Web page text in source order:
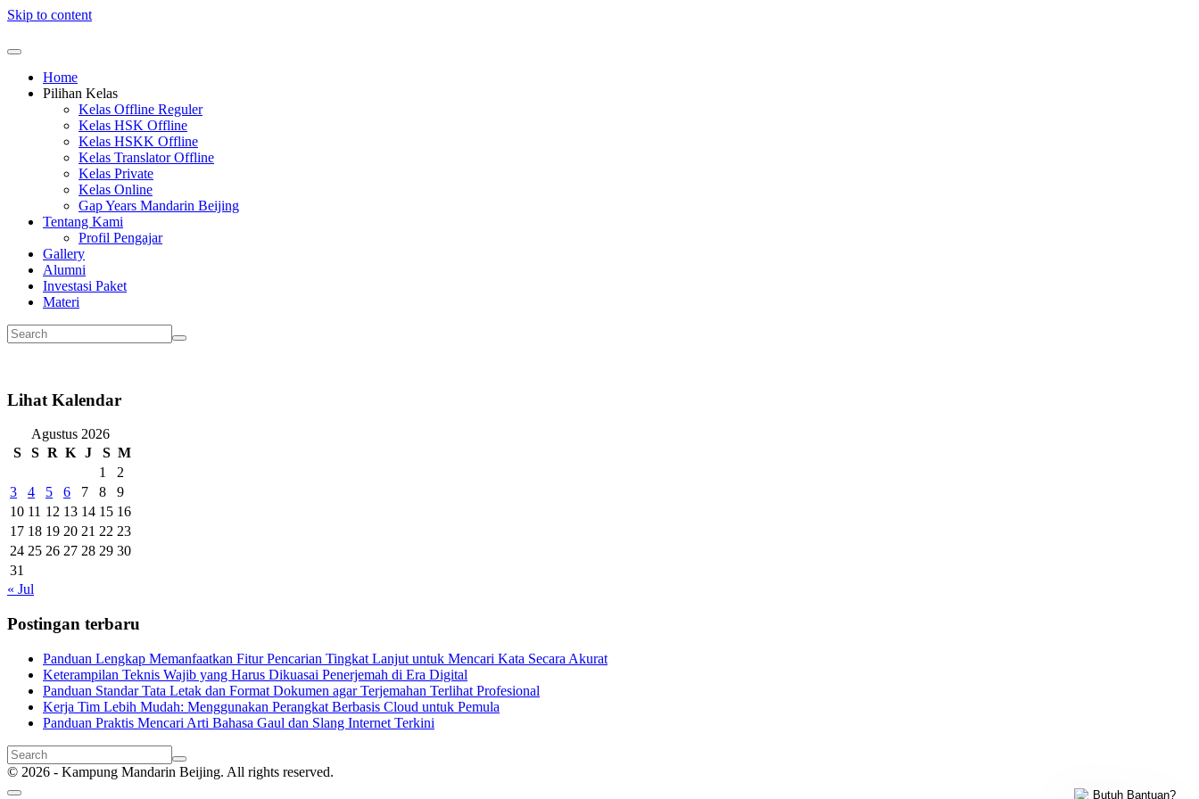
Skip to content
Home
Pilihan Kelas
Kelas Offline Reguler
Kelas HSK Offline
Kelas HSKK Offline
Kelas Translator Offline
Kelas Private
Kelas Online
Gap Years Mandarin Beijing
Tentang Kami
Profil Pengajar
Gallery
Alumni
Investasi Paket
Materi
Lihat Kalendar
Agustus 2026
S
S R K J S M
1
2
3
4 5 6 7 8
9
10 11 12 13 14 15 16
17 18 19 20 21 22 23
24 25 26 27 28 29 30
31
« Jul
Postingan terbaru
Panduan Lengkap Memanfaatkan Fitur Pencarian Tingkat Lanjut untuk Mencari Kata Secara Akurat
Keterampilan Teknis Wajib yang Harus Dikuasai Penerjemah di Era Digital
Panduan Standar Tata Letak dan Format Dokumen agar Terjemahan Terlihat Profesional
Kerja Tim Lebih Mudah: Menggunakan Perangkat Berbasis Cloud untuk Pemula
Panduan Praktis Mencari Arti Bahasa Gaul dan Slang Internet Terkini
© 2026 - Kampung Mandarin Beijing. All rights reserved.